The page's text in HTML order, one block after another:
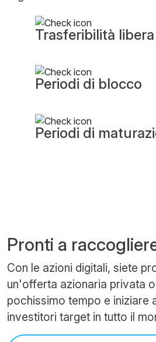
Trasferibilità
Periodi di blocco
Periodi di
Pronti a
Con le azioni digitali, siete
un'offerta azionaria privata
pochissimo tempo e iniziare
investitori target in tutto il